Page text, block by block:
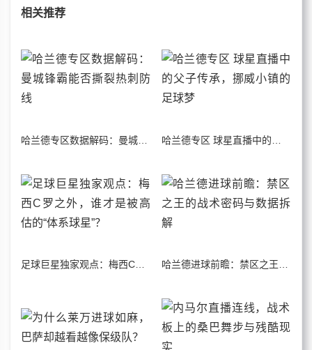
相关推荐
足球巨星独家观点：梅西C罗之外，谁才是被高估的“体系球星”？ 哈兰德进球前瞻：禁区之王的战术密码与数据拆解